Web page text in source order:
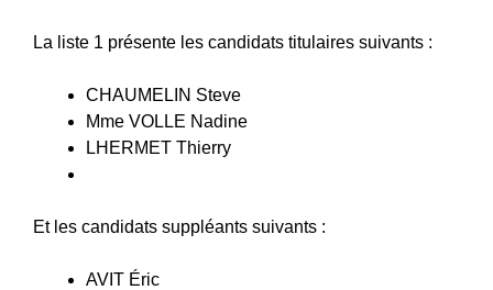
La liste 1 présente les candidats titulaires suivants :
CHAUMELIN Steve
Mme VOLLE Nadine
LHERMET Thierry
Et les candidats suppléants suivants :
AVIT Éric